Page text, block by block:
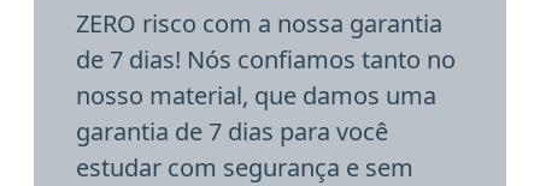
ZERO risco com a nossa garantia
de 7 dias! Nós confiamos tanto no
nosso material, que damos uma
garantia de 7 dias para você
estudar com segurança e sem